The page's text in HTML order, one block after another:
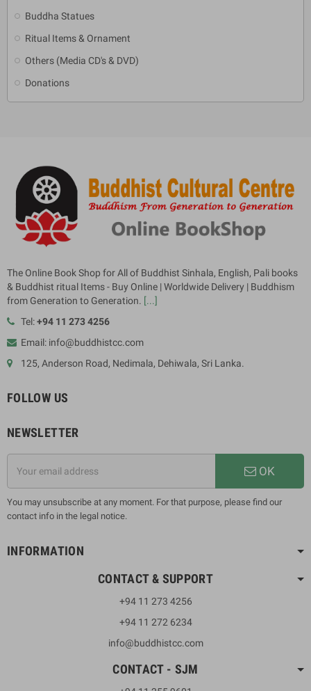
Buddha Statues
Ritual Items & Ornament
Others (Media CD's & DVD)
Donations
The Online Book Shop for All of Buddhist Sinhala, English, Pali books
& Buddhist ritual Items - Buy Online | Worldwide Delivery | Buddhism
from Generation to Generation. [...]
Tel:+94 11 273 4256
Email: info@buddhistcc.com
125, Anderson Road, Nedimala, Dehiwala, Sri Lanka.
FOLLOW US
NEWSLETTER
OK
You may unsubscribe at any moment. For that purpose, please find our
contact info in the legal notice.
INFORMATION
CONTACT & SUPPORT
+94 11 273 4256
+94 11 272 6234
info@buddhistcc.com
CONTACT - SJM